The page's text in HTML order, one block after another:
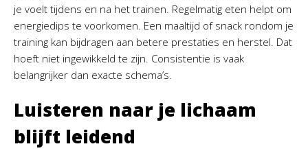
je voelt tijdens en na het trainen. Regelmatig eten helpt om
energiedips te voorkomen. Een maaltijd of snack rondom je
training kan bijdragen aan betere prestaties en herstel. Dat
hoeft niet ingewikkeld te zijn. Consistentie is vaak
belangrijker dan exacte schema’s.
Luisteren naar je lichaam
blijft leidend